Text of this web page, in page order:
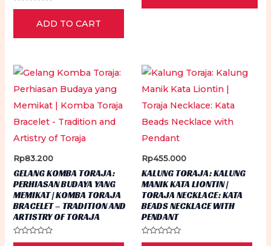
Rated
5
ADD TO CART
Rp83.200
GELANG KOMBA TORAJA:
PERHIASAN BUDAYA YANG
MEMIKAT | KOMBA TORAJA
BRACELET – TRADITION AND
ARTISTRY OF TORAJA
Rated
Rp455.000
KALUNG TORAJA: KALUNG
MANIK KATA LIONTIN |
TORAJA NECKLACE: KATA
BEADS NECKLACE WITH
PENDANT
Rated